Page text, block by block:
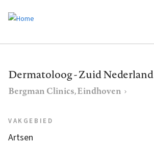
de
gaan
Dermatoloog - Zuid Nederland
Bergman Clinics, Eindhoven
VAKGEBIED
Artsen